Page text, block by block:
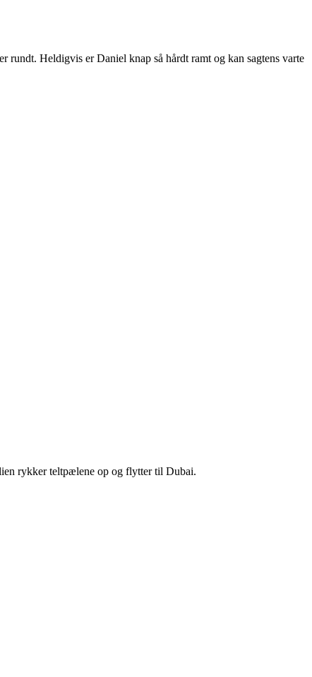
Heldigvis er Daniel knap så hårdt ramt og kan sagtens varte
rykker teltpælene op og flytter til Dubai.